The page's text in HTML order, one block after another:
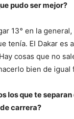
pudo ser mejor?
13° en la
tenía. El Dakar es
cosas que no
bien de igual
los que te
carrera?